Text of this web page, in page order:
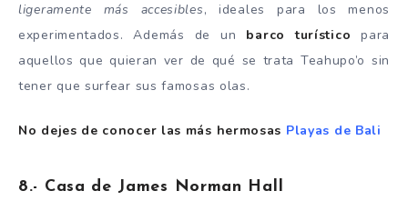
ligeramente más accesibles, ideales para los menos
experimentados. Además de un barco turístico para
aquellos que quieran ver de qué se trata Teahupo’o sin
tener que surfear sus famosas olas.
No dejes de conocer las más hermosas Playas de Bali
8.- Casa de James Norman Hall